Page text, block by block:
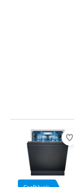
Beoordeling is 9,2